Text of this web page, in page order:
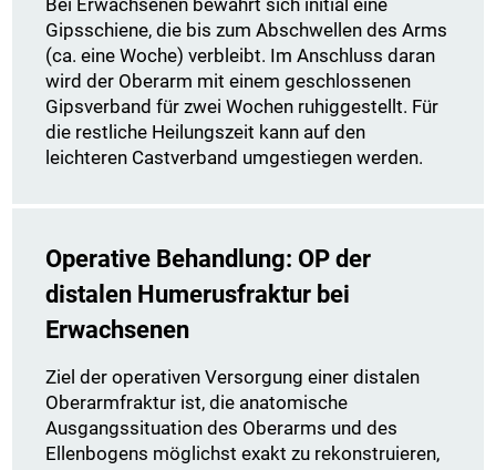
Bei Erwachsenen bewährt sich initial eine
Gipsschiene, die bis zum Abschwellen des Arms
(ca. eine Woche) verbleibt. Im Anschluss daran
wird der Oberarm mit einem geschlossenen
Gipsverband für zwei Wochen ruhiggestellt. Für
die restliche Heilungszeit kann auf den
leichteren Castverband umgestiegen werden.
Operative Behandlung: OP der
distalen Humerusfraktur bei
Erwachsenen
Ziel der operativen Versorgung einer distalen
Oberarmfraktur ist, die anatomische
Ausgangssituation des Oberarms und des
Ellenbogens möglichst exakt zu rekonstruieren,